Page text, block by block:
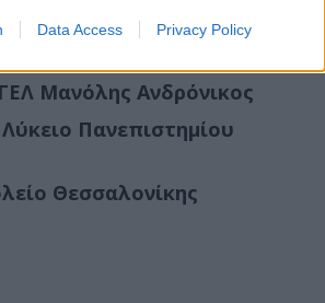
Data Access Privacy Policy
Μανόλης Ανδρόνικος
Πανεπιστημίου
Θεσσαλονίκης